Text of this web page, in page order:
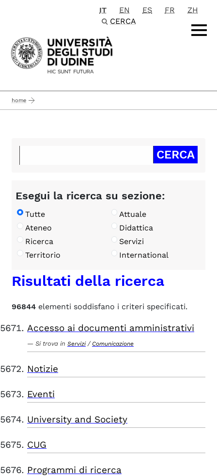
Passa al contenuto principale
IT EN ES FR
ZH
CERCA
home
Esegui la ricerca su sezione:
Tutte
Attuale
Ateneo
Didattica
Ricerca
Servizi
Territorio
International
Risultati della ricerca
96844 elementi soddisfano i criteri specificati.
Accesso ai documenti amministrativi
Si trova in Servizi / Comunicazione
Notizie
Eventi
University and Society
CUG
Programmi di ricerca